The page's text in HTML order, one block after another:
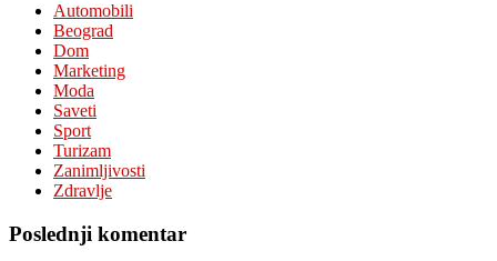
Automobili
Beograd
Dom
Marketing
Moda
Saveti
Sport
Turizam
Zanimljivosti
Zdravlje
Poslednji komentar